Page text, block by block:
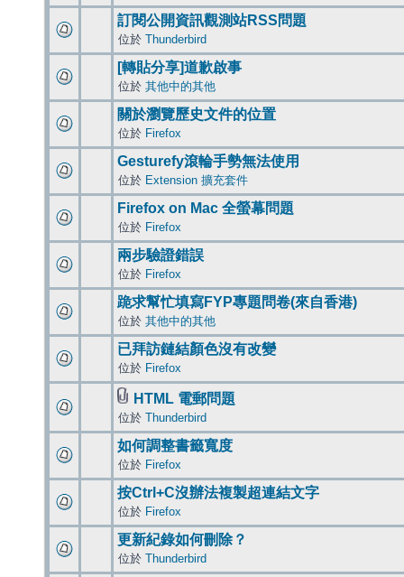
訂閱公開資訊觀測站RSS問題
位於 Thunderbird
[轉貼分享]道歉啟事
位於 其他中的其他
關於瀏覽歷史文件的位置
位於 Firefox
Gesturefy滾輪手勢無法使用
位於 Extension 擴充套件
Firefox on Mac 全螢幕問題
位於 Firefox
兩步驗證錯誤
位於 Firefox
跪求幫忙填寫FYP專題問卷(來自香港)
位於 其他中的其他
已拜訪鏈結顏色沒有改變
位於 Firefox
HTML 電郵問題
位於 Thunderbird
如何調整書籤寬度
位於 Firefox
按Ctrl+C沒辦法複製超連結文字
位於 Firefox
更新紀錄如何刪除？
位於 Thunderbird